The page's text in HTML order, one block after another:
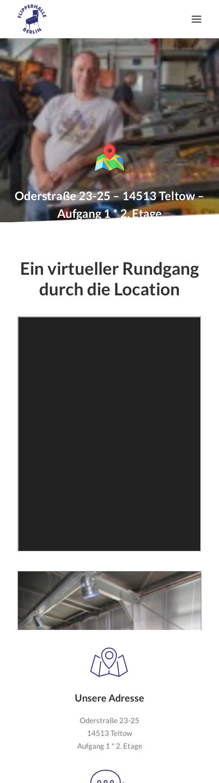
Flipper kaufen
Unser Service
Veranstaltung
Gutschein
+49 172 3011913
Jetzt kostenlos anfragen!
Oderstraße 23-25 – 14513 Teltow –
Aufgang 1 * 2. Etage
Ein virtueller Rundgang
durch die Location
Unsere Adresse
Oderstraße 23-25
14513 Teltow
Aufgang 1 * 2. Etage